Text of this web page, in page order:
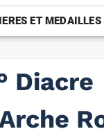
ET MEDAILLES
Diacre